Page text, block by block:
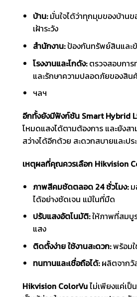
บ้าน:มั่นใจได้ว่าทุกมุมของบ้าน
เฝ้าระวัง
สำนักงาน:ป้องกันทรัพย์สินแล
โรงงานและโกดัง:ตรวจสอบการ
และรักษาความปลอดภัยของสิน
ฯลฯ
อีกทั้งยังมีฟังก์ชัน Smart Hybrid
โหมดแสงได้ตามต้องการ และยังสา
สว่างได้อีกด้วย สะดวกสบายและป
เหตุผลที่คุณควรเลือก Hikvision
ภาพสีคมชัดตลอด 24 ชั่วโมง:ม
ได้อย่างชัดเจน แม้ในที่มืด
ปรับแสงอัตโนมัติ:ให้ภาพที่สมบู
แสง
ติดตั้งง่าย ใช้งานสะดวก:พร้อมใ
ทนทานและเชื่อถือได้:ผลิตจาก
Hikvision ColorVuไม่เพียงแค่เป็